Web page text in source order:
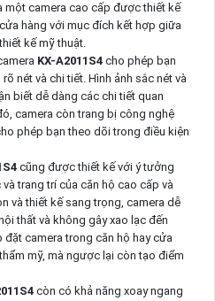
một camera cao cấp được thiết kế
hàng với mục đích kết hợp giữa
kế mỹ thuật.
KX-A2011S4 cho phép bạn
nét và chi tiết. Hình ảnh sắc nét và
biết dễ dàng các chi tiết quan
camera còn trang bị công nghệ
phép bạn theo dõi trong điều kiện
cũng được thiết kế với ý tưởng
trang trí của căn hộ cao cấp và
và thiết kế sang trọng, camera dễ
thất và không gây xao lạc đến
đặt camera trong căn hộ hay cửa
mỹ, mà ngược lại còn tạo điểm
còn có khả năng xoay ngang